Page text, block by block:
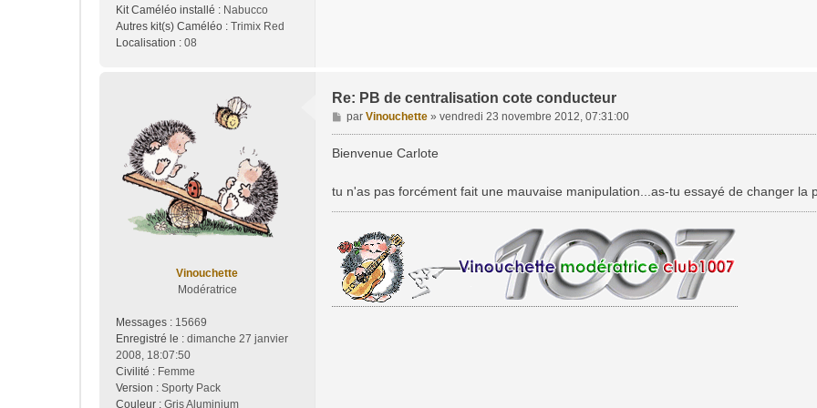
Kit Caméléo installé : Nabucco
Autres kit(s) Caméléo : Trimix Red
Localisation : 08
Vinouchette
Modératrice
Messages : 15669
Enregistré le : dimanche 27 janvier
2008, 18:07:50
Civilité : Femme
Version : Sporty Pack
Couleur : Gris Aluminium
Re: PB de centralisation cote conducteur
M
e
s
g
e
par Vinouchette» vendredi 23 novembre 2012, 07:31:00
Bienvenue Carlote
tu n'as pas forcément fait une mauvaise manipulation...as-tu essayé de changer la